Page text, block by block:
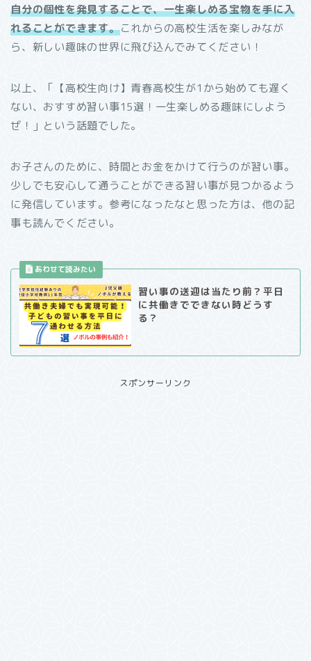
自分の個性を発見することで、一生楽しめる宝物を手に入
れることができます。これからの高校生活を楽しみなが
ら、新しい趣味の世界に飛び込んでみてください！
以上、「【高校生向け】青春高校生が1から始めても遅く
ない、おすすめ習い事15選！一生楽しめる趣味にしよう
ぜ！」という話題でした。
お子さんのために、時間とお金をかけて行うのが習い事。
少しでも安心して通うことができる習い事が見つかるよう
に発信しています。参考になったなと思った方は、他の記
事も読んでください。
習い事の送迎は当たり前？平日
に共働きでできない時どうす
る？
スポンサーリンク